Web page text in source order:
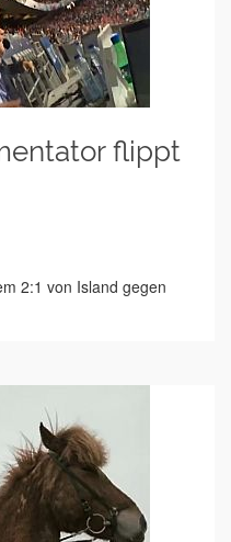
flippt
2:1 von Island gegen